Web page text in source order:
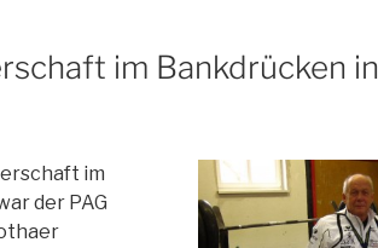
im Bankdrücken in
im
der PAG